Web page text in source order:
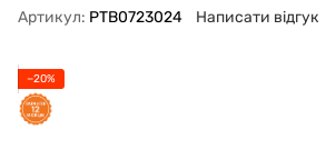
Артикул: PTB0723024 Написати відгук
−20%
Що шукаєш?